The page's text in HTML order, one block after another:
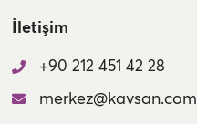
İletişim
+90 212 451 42 28
merkez@kavsan.com